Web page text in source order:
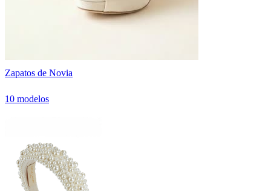
Zapatos de Novia
10 modelos